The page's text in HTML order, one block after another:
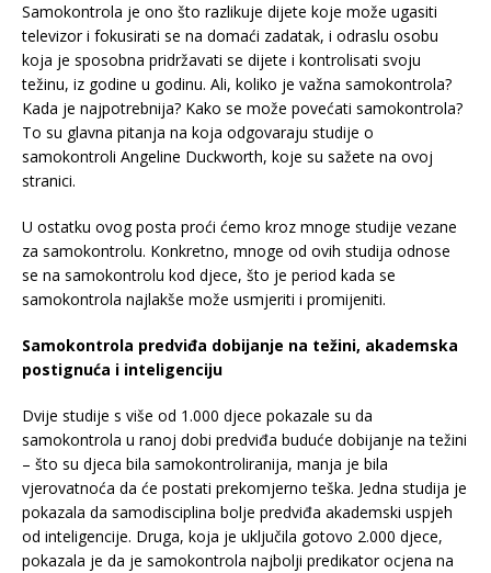
Samokontrola je ono što razlikuje dijete koje može ugasiti
televizor i fokusirati se na domaći zadatak, i odraslu osobu
koja je sposobna pridržavati se dijete i kontrolisati svoju
težinu, iz godine u godinu. Ali, koliko je važna samokontrola?
Kada je najpotrebnija? Kako se može povećati samokontrola?
To su glavna pitanja na koja odgovaraju studije o
samokontroli Angeline Duckworth, koje su sažete na ovoj
stranici.
U ostatku ovog posta proći ćemo kroz mnoge studije vezane
za samokontrolu. Konkretno, mnoge od ovih studija odnose
se na samokontrolu kod djece, što je period kada se
samokontrola najlakše može usmjeriti i promijeniti.
Samokontrola predviđa dobijanje na težini, akademska
postignuća i inteligenciju
Dvije studije s više od 1.000 djece pokazale su da
samokontrola u ranoj dobi predviđa buduće dobijanje na težini
– što su djeca bila samokontroliranija, manja je bila
vjerovatnoća da će postati prekomjerno teška. Jedna studija je
pokazala da samodisciplina bolje predviđa akademski uspjeh
od inteligencije. Druga, koja je uključila gotovo 2.000 djece,
pokazala je da je samokontrola najbolji predikator ocjena na